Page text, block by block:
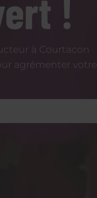
!
à Courtacon
agrémenter votre